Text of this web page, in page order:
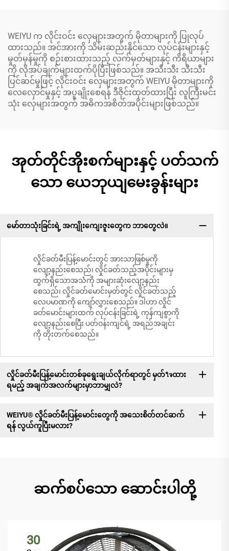
WEIYU က လိုင်းဝင်း လှေများအတွက် မိုတာများကို ပြုလုပ်
ထားသည်။ အင်အားကို သိမ်းဆည်းနိုင်သော လုပ်ငန်းများနှင့်
မှုတ်မှန်မှုကို စဉ်းစားထားသည့် လက်မှတ်များနှင့် ကိရိယာများ
ကို လိုအပ်ချက်များထက်ပိုပြီးဖြစ်သည်။ အသီးသီး သီးသီး
ပြင်ဆင်မှုဖြင့် လိုင်းဝင်း လှေများအတွက် WEIYU မိုတာများကို
လေလှောင်မှုနှင့် အပူချိုးစေရန် ဒီဇိုင်းထုတ်ထားပြီး လူကြီးမင်း
သုံး လှေများအတွက် အဓိကအစိတ်အပိုင်းများဖြစ်သည်။
အုတ်တိုင်အိုးစက်များနှင့် ပတ်သက်
သော ယေဘုယျမေးခွန်းများ
မော်တာသုံးခြင်းရဲ့ အကျိုးကျေးဇူးတွေက ဘာတွေလဲ။
လှိုင်ခတ်မီးပြန့်မောင်းတွင် အားသာဖြစ်မှုကို
လျော့နည်းစေသည်၊ လှိုင်ခတ်သည့်အပိုင်းများမှ
ထွက်ရှိသောအသံကို အများဆုံးလျော့နည်း
စေသည်၊ လှိုင်ခတ်မောင်းမှတ်တွင် လှိုင်ခတ်သည့်
လေပမာဏကို ကျော်လွှားစေသည်။ ဒါဟာ လှိုင်
ခတ်မောင်းများထက် လုပ်ငန်းခြင်းရဲ့ ကုန်ကျစွာကို
လျော့နည်းစေပြီး ပတ်ဝန်းကျင်ရဲ့ အရည်အချင်း
ကို တိုးတက်စေသည်။
လှိုင်ခတ်မီးပြန့်မောင်းတစ်ခုရွေးချယ်လိုက်ရာတွင် မှတ်ใจထား
ရမည့် အချက်အလက်များမှာဘာမျှလဲ?
WEIYU® လှိုင်ခတ်မီးပြန့်မောင်းတွေကို အသေးစိတ်တင်ဆက်
ရန် လွယ်ကူပြီးမလား?
ဆက်စပ်သော ဆောင်းပါတို့
30